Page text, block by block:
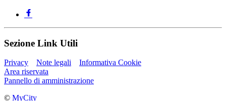
Sezione Link Utili
Privacy Note legali
Informativa Cookie
Area riservata
Pannello di amministrazione
© MyCity